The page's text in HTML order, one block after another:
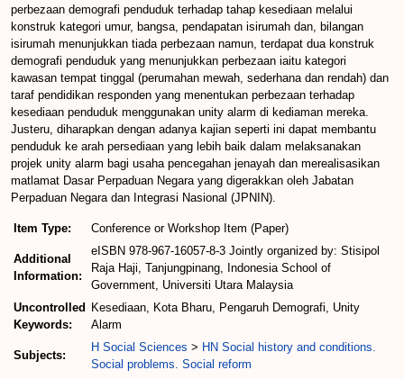
perbezaan demografi penduduk terhadap tahap kesediaan melalui
konstruk kategori umur, bangsa, pendapatan isirumah dan, bilangan
isirumah menunjukkan tiada perbezaan namun, terdapat dua konstruk
demografi penduduk yang menunjukkan perbezaan iaitu kategori
kawasan tempat tinggal (perumahan mewah, sederhana dan rendah) dan
taraf pendidikan responden yang menentukan perbezaan terhadap
kesediaan penduduk menggunakan unity alarm di kediaman mereka.
Justeru, diharapkan dengan adanya kajian seperti ini dapat membantu
penduduk ke arah persediaan yang lebih baik dalam melaksanakan
projek unity alarm bagi usaha pencegahan jenayah dan merealisasikan
matlamat Dasar Perpaduan Negara yang digerakkan oleh Jabatan
Perpaduan Negara dan Integrasi Nasional (JPNIN).
Item Type: Conference or Workshop Item (Paper)
Additional
Information:
eISBN 978-967-16057-8-3 Jointly organized by: Stisipol
Raja Haji, Tanjungpinang, Indonesia School of
Government, Universiti Utara Malaysia
Uncontrolled
Keywords:
Kesediaan, Kota Bharu, Pengaruh Demografi, Unity
Alarm
Subjects:
H Social Sciences > HN Social history and conditions.
Social problems. Social reform